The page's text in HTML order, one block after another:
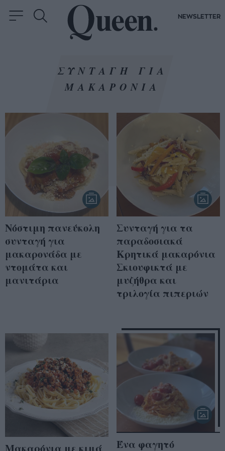
NEWSLETTER
ΣΥΝΤΑΓΗ ΓΙΑ
ΜΑΚΑΡΟΝΙΑ
Νόστιμη πανεύκολη
συνταγή για
μακαρονάδα με
ντομάτα και
μανιτάρια
Συνταγή για τα
παραδοσιακά
Κρητικά μακαρόνια
Σκιουφικτά με
μυζήθρα και
τριλογία πιπεριών
Μακαρόνια με κιμά
Ένα φαγητό